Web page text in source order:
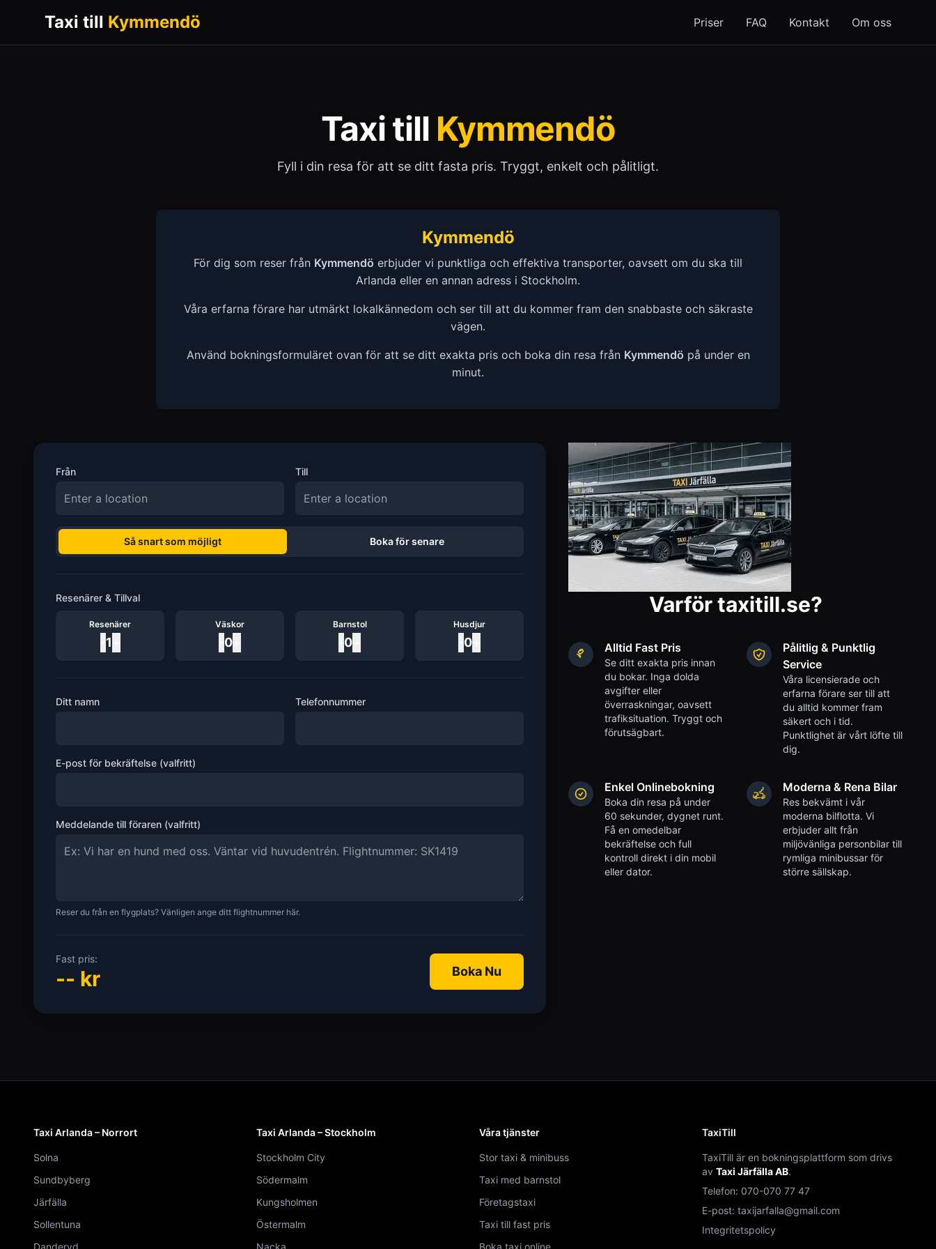
Taxi till Kymmendö Priser FAQ Kontakt Om oss
Taxi till Kymmendö
Fyll i din resa för att se ditt fasta pris. Tryggt, enkelt och pålitligt.
Kymmendö
För dig som reser från Kymmendö erbjuder vi punktliga och effektiva transporter, oavsett om du ska till
Arlanda eller en annan adress i Stockholm.
Våra erfarna förare har utmärkt lokalkännedom och ser till att du kommer fram den snabbaste och säkraste
vägen.
Använd bokningsformuläret ovan för att se ditt exakta pris och boka din resa från Kymmendö på under en
minut.
Från Till
Så snart som möjligt Boka för senare
Resenärer & Tillval
Resenärer
1
Väskor
0
Barnstol
0
Husdjur
0
Ditt namn Telefonnummer
E-post för bekräftelse (valfritt)
Meddelande till föraren (valfritt)
Reser du från en flygplats? Vänligen ange ditt flightnummer här.
Fast pris:
-- kr Boka Nu
Varför taxitill.se?
Alltid Fast Pris
Se ditt exakta pris innan
du bokar. Inga dolda
avgifter eller
överraskningar, oavsett
trafiksituation. Tryggt och
förutsägbart.
Pålitlig & Punktlig
Service
Våra licensierade och
erfarna förare ser till att
du alltid kommer fram
säkert och i tid.
Punktlighet är vårt löfte till
dig.
Enkel Onlinebokning
Boka din resa på under
60 sekunder, dygnet runt.
Få en omedelbar
bekräftelse och full
kontroll direkt i din mobil
eller dator.
Moderna & Rena Bilar
Res bekvämt i vår
moderna bilflotta. Vi
erbjuder allt från
miljövänliga personbilar till
rymliga minibussar för
större sällskap.
Taxi Arlanda – Norrort
Solna
Sundbyberg
Järfälla
Sollentuna
Danderyd
Taxi Arlanda – Stockholm
Stockholm City
Södermalm
Kungsholmen
Östermalm
Nacka
Våra tjänster
Stor taxi & minibuss
Taxi med barnstol
Företagstaxi
Taxi till fast pris
Boka taxi online
TaxiTill
TaxiTill är en bokningsplattform som drivs
av Taxi Järfälla AB.
Telefon: 070-070 77 47
E-post: taxijarfalla@gmail.com
Integritetspolicy